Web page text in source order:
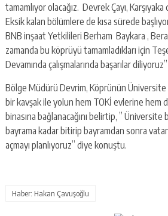
tamamlıyor olacağız. Devrek Çayı,
Eksik kalan bölümlere de kısa sürede
BNB inşaat Yetkilileri Berham Baykara ,
zamanda bu köprüyü tamamladıkları için
Devamında çalışmalarında başarılar
Bölge Müdürü Devrim, Köprünün Üniversite
bir kavşak ile yolun hem TOKİ evlerine hem
binasına bağlanacağını belirtip, ” Üniversite
bayrama kadar bitirip bayramdan sonra
açmayı planlıyoruz” diye konuştu.
Haber: Hakan Çavuşoğlu